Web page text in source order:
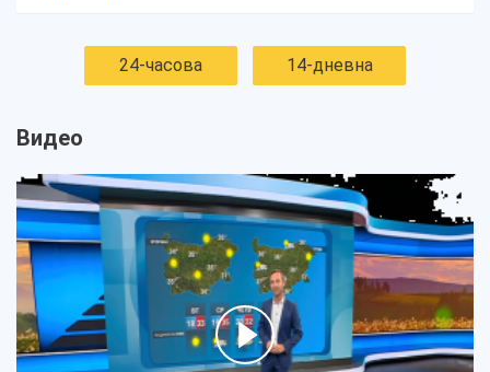
24-часова 14-дневна
Видео